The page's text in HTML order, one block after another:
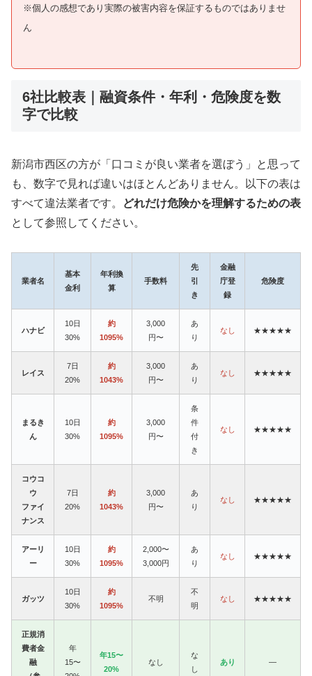
※個人の感想であり実際の被害内容を保証するものではありませ
ん
6社比較表｜融資条件・年利・危険度を数
字で比較
新潟市西区の方が「口コミが良い業者を選ぼう」と思って
も、数字で見れば違いはほとんどありません。以下の表は
すべて違法業者です。
どれだけ危険かを理解するための表
として参照してください。
業者名
基本
金利
年利換
算
手数料
先
引
き
金融
庁登
録
危険度
ハナビ
10日
30%
約
1095%
3,000
円〜
あ
り
なし ★★★★★
レイス
7日
20%
約
1043%
3,000
円〜
あ
り
なし ★★★★★
まるき
ん
10日
30%
約
1095%
3,000
円〜
条
件
付
き
なし ★★★★★
コウコ
ウ
ファイ
ナンス
7日
20%
約
1043%
3,000
円〜
あ
り
なし ★★★★★
アーリ
ー
10日
30%
約
1095%
2,000〜
3,000円
あ
り
なし ★★★★★
ガッツ
10日
30%
約
1095%
不明
不
明
なし ★★★★★
正規消
費者金
融
年
15〜
年15〜
20%
なし
な
し
あり —